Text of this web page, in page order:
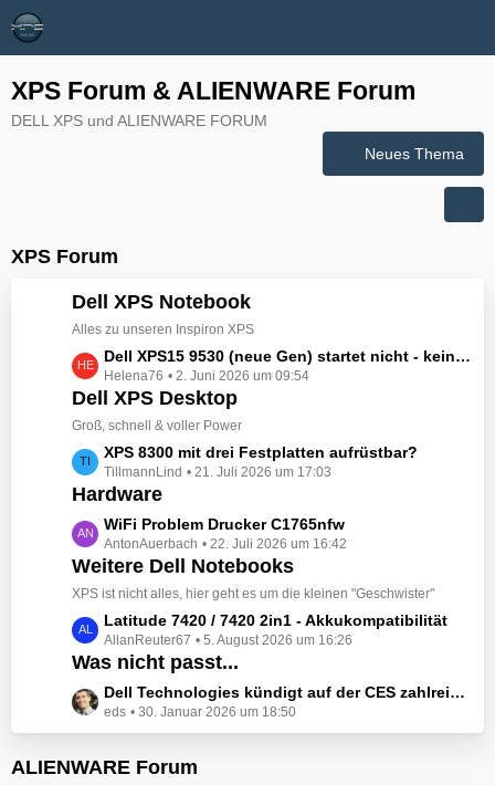
XPS Forum & ALIENWARE Forum
DELL XPS und ALIENWARE FORUM
Neues Thema
XPS Forum
Dell XPS Notebook
Alles zu unseren Inspiron XPS
L
e
t
z
e
B
i
r
ä
g
e
Dell XPS15 9530 (neue Gen) startet nicht - kein booten, kein Licht - nichts tut sich - hat jemand eine Idee wie man ihn zum Leben erwecken könnte?
Helena76 2. Juni 2026 um 09:54
Dell XPS Desktop
Groß, schnell & voller Power
L
e
t
z
t
e
B
i
r
ä
g
XPS 8300 mit drei Festplatten aufrüstbar?
TillmannLind 21. Juli 2026 um 17:03
Hardware
L
e
t
z
e
B
i
ä
WiFi Problem Drucker C1765nfw
AntonAuerbach 22. Juli 2026 um 16:42
Weitere Dell Notebooks
XPS ist nicht alles, hier geht es um die kleinen "Geschwister"
L
e
t
z
t
e
e
Latitude 7420 / 7420 2in1 - Akkukompatibilität
AllanReuter67 5. August 2026 um 16:26
Was nicht passt...
L
e
t
z
Dell Technologies kündigt auf der CES zahlreiche Alienware-Neuheiten an
eds 30. Januar 2026 um 18:50
ALIENWARE Forum